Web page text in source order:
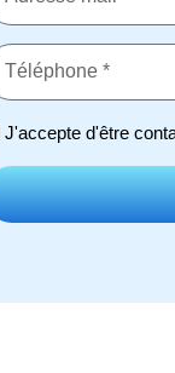
J'accepte d'être